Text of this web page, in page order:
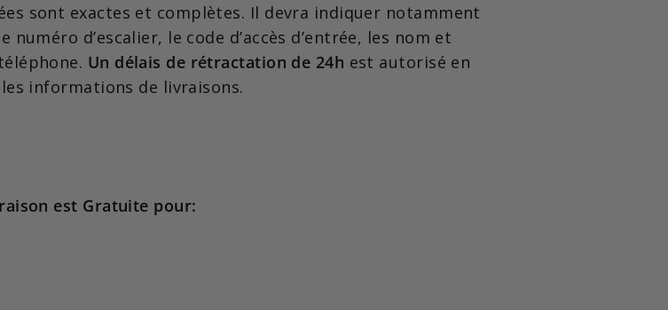
sont exactes et complètes. Il devra indiquer notamment
d’escalier, le code d’accès d’entrée, les nom et
Un délais de rétractation de 24h est autorisé en
informations de livraisons.
est Gratuite pour: